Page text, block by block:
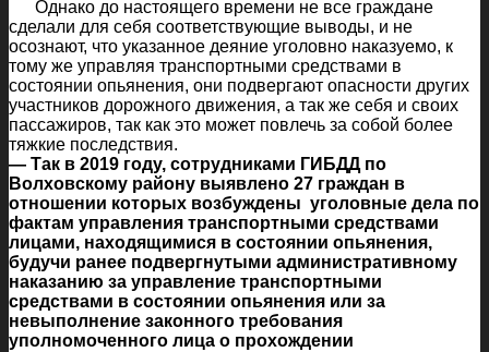
Однако до настоящего времени не все граждане
сделали для себя соответствующие выводы, и не
осознают, что указанное деяние уголовно наказуемо, к
тому же управляя транспортными средствами в
состоянии опьянения, они подвергают опасности других
участников дорожного движения, а так же себя и своих
пассажиров, так как это может повлечь за собой более
тяжкие последствия.
— Так в 2019 году, сотрудниками ГИБДД по
Волховскому району выявлено 27 граждан в
отношении которых возбуждены уголовные дела по
фактам управления транспортными средствами
лицами, находящимися в состоянии опьянения,
будучи ранее подвергнутыми административному
наказанию за управление транспортными
средствами в состоянии опьянения или за
невыполнение законного требования
уполномоченного лица о прохождении